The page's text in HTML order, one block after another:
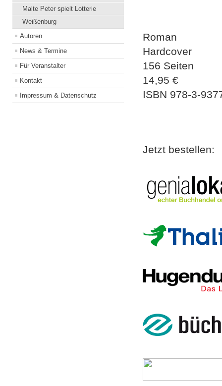
Malte Peter spielt Lotterie
Weißenburg
Autoren
News & Termine
Für Veranstalter
Kontakt
Impressum & Datenschutz
Roman
Hardcover
156 Seiten
14,95 €
ISBN 978-3-
Jetzt bestellen: